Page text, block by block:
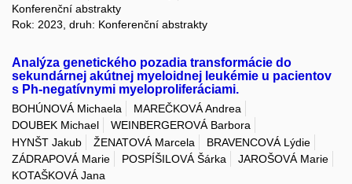
Konferenční abstrakty
Rok: 2023, druh: Konferenční abstrakty
Analýza genetického pozadia transformácie do
sekundárnej akútnej myeloidnej leukémie u pacientov
s Ph-negatívnymi myeloproliferáciami.
BOHÚNOVÁ Michaela
MAREČKOVÁ Andrea
DOUBEK Michael
WEINBERGEROVÁ Barbora
HYNŠT Jakub
ŽENATOVÁ Marcela
BRAVENCOVÁ Lýdie
ZÁDRAPOVÁ Marie
POSPÍŠILOVÁ Šárka
JAROŠOVÁ Marie
KOTAŠKOVÁ Jana